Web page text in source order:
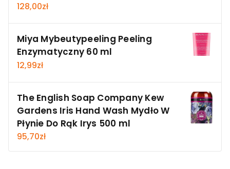
128,00zł
Miya Mybeutypeeling Peeling
Enzymatyczny 60 ml
12,99zł
The English Soap Company Kew
Gardens Iris Hand Wash Mydło W
Płynie Do Rąk Irys 500 ml
95,70zł